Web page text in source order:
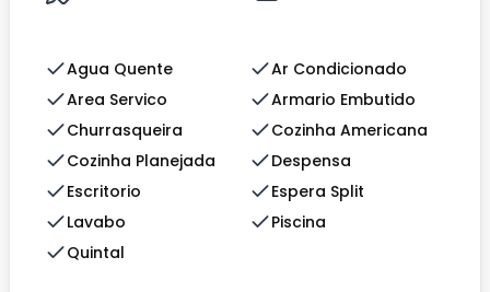
Agua Quente
Ar Condicionado
Area Servico
Armario Embutido
Churrasqueira
Cozinha Americana
Cozinha Planejada
Despensa
Escritorio
Espera Split
Lavabo
Piscina
Quintal